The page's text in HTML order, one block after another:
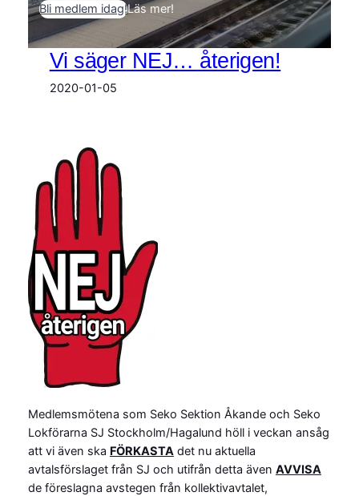
Bli medlem idag!Läs mer!
Vi säger NEJ… återigen!
2020-01-05
Medlemsmötena som Seko Sektion Åkande och Seko
Lokförarna SJ Stockholm/Hagalund höll i veckan ansåg
att vi även ska FÖRKASTAdet nu aktuella
avtalsförslaget från SJ och utifrån detta även AVVISA
de föreslagna avstegen från kollektivavtalet,